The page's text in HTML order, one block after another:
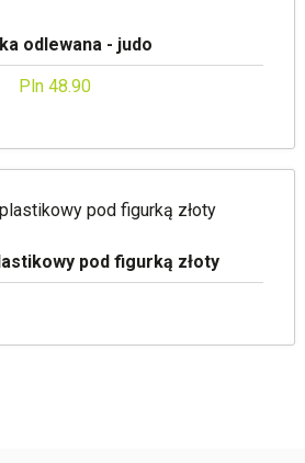
odlewana - judo
Pln 48.90
pod figurką złoty